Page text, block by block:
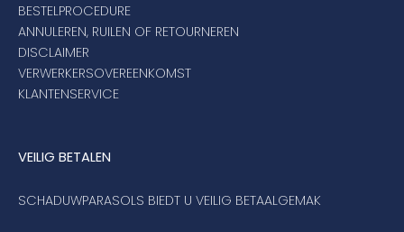
BESTELPROCEDURE
ANNULEREN, RUILEN OF RETOURNEREN
DISCLAIMER
VERWERKERSOVEREENKOMST
KLANTENSERVICE
VEILIG BETALEN
SCHADUWPARASOLS BIEDT U VEILIG BETAALGEMAK